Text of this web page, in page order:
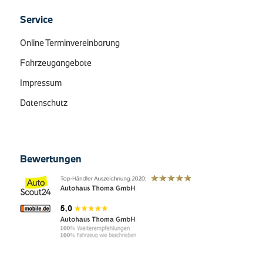
Service
Online Terminvereinbarung
Fahrzeugangebote
Impressum
Datenschutz
Bewertungen